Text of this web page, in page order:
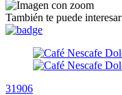
También te puede interesar
31906